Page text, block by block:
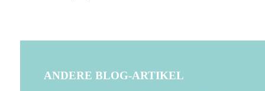
ANDERE BLOG-ARTIKEL